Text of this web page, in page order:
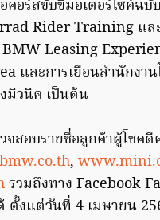
คอร์สขับขี่มอเตอร์ไซค์ฉบั
Rider Training แล
Leasing
และการเยือนสำนักงา
มิวนิค เป็นต้น
สอบรายชื่อลูกค้าผู้โชคดี
,
รวมถึงทาง Facebook
ตั้งแต่วันที่ 4 เมษายน